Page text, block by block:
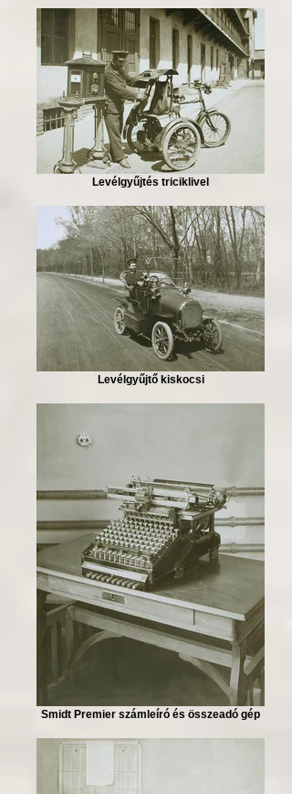
Levélgyűjtés triciklivel
Levélgyűjtő kiskocsi
Smidt Premier számleíró és összeadó gép